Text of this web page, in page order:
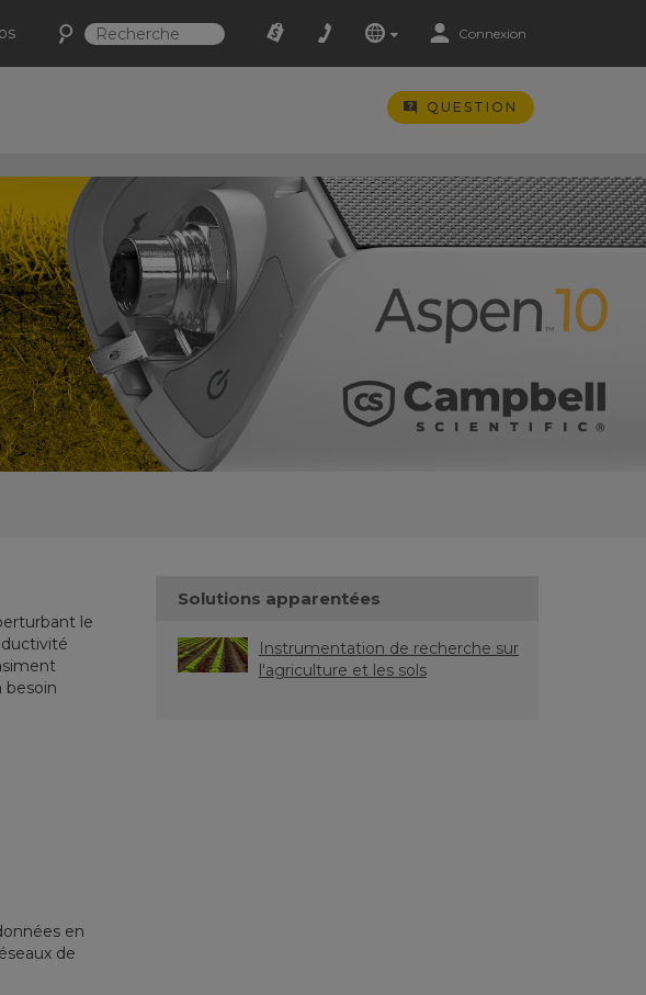
Connexion
QUESTION
le
besoin
Solutions apparentées
Instrumentation de recherche sur
l'agriculture et les sols
en
de